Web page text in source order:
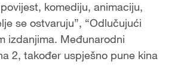
komediju, animaciju,
se ostvaruju”, “Odlučujući
izdanjima. Međunarodni
2, također uspješno pune kina